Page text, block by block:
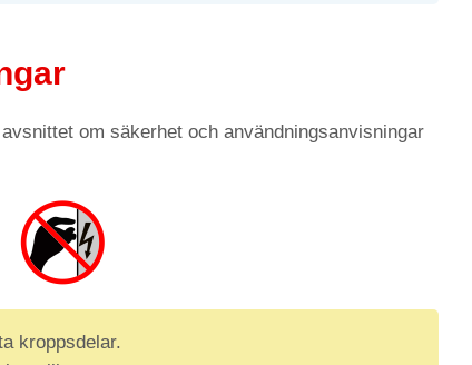
om säkerhet och användningsanvisningar
kroppsdelar.